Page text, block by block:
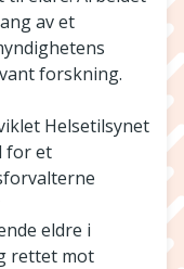
av et
forskning.
Helsetilsynet
for et
eldre i
rettet mot